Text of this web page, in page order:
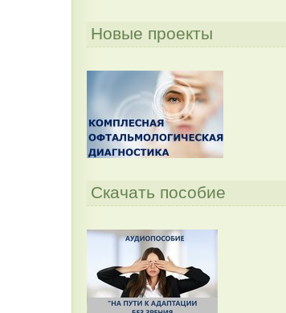
Новые проекты
Скачать пособие